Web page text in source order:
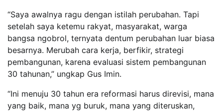
“Saya awalnya ragu dengan istilah perubahan. Tapi
setelah saya ketemu rakyat, masyarakat, warga
bangsa ngobrol, ternyata dentum perubahan luar biasa
besarnya. Merubah cara kerja, berfikir, strategi
pembangunan, karena evaluasi sistem pembangunan
30 tahunan,” ungkap Gus Imin.
“Ini menuju 30 tahun era reformasi harus direvisi, mana
yang baik, mana yg buruk, mana yang diteruskan,